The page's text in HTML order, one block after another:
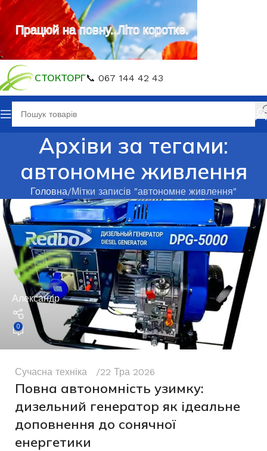
СТОКТОРГ📞 067 144 42 43
Архіви за тегами:
автономне живлення
Головна Мітки записів "автономне живлення"
Александр
0
Сучасна техніка 22 Тра 2026
Повна автономність узимку:
дизельний генератор як ідеальне
доповнення до сонячної
енергетики
Працюй на повну. Літо коротке.